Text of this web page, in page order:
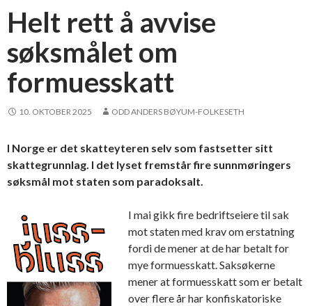
Helt rett å avvise
søksmålet om
formuesskatt
10. OKTOBER 2025 ODD ANDERS BØYUM-FOLKESETH
I Norge er det skatteyteren selv som fastsetter sitt
skattegrunnlag. I det lyset fremstår fire sunnmøringers
søksmål mot staten som paradoksalt.
I mai gikk fire bedriftseiere til sak
mot staten med krav om erstatning
fordi de mener at de har betalt for
mye formuesskatt. Saksøkerne
mener at formuesskatt som er betalt
over flere år har konfiskatoriske